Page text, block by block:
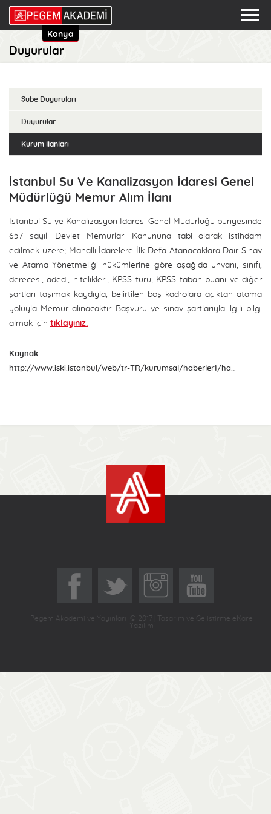
Konya
Duyurular
Şube Duyuruları
Duyurular
Kurum İlanları
İstanbul Su Ve Kanalizasyon İdaresi Genel
Müdürlüğü Memur Alım İlanı
İstanbul Su ve Kanalizasyon İdaresi Genel Müdürlüğü bünyesinde
657 sayılı Devlet Memurları Kanununa tabi olarak istihdam
edilmek üzere; Mahalli İdarelere İlk Defa Atanacaklara Dair Sınav
ve Atama Yönetmeliği hükümlerine göre aşağıda unvanı, sınıfı,
derecesi, adedi, nitelikleri, KPSS türü, KPSS taban puanı ve diğer
şartları taşımak kaydıyla, belirtilen boş kadrolara açıktan atama
yoluyla Memur alınacaktır. Başvuru ve sınav şartlarıyla ilgili bilgi
almak için tıklayınız.
Kaynak
http://www.iski.istanbul/web/tr-TR/kurumsal/haberler1/haberler-detay/sinavla-memur-alimi
Pegem Akademi ve Yayınları © 2017 | Tasarım ve Geliştirme eKare
Yazılım